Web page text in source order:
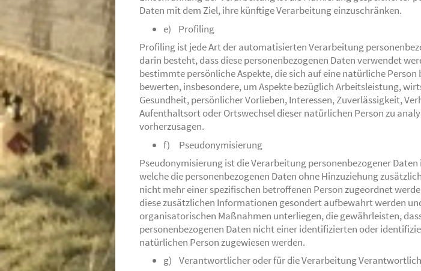
Daten mit dem Ziel, ihre künftige Verarbeitung einzuschränken.
e) Profiling
Profiling ist jede Art der automatisierten Verarbeitung
darin besteht, dass diese personenbezogenen Daten verwendet
bestimmte persönliche Aspekte, die sich auf eine natürliche Person
bewerten, insbesondere, um Aspekte bezüglich Arbeitsleistung,
Gesundheit, persönlicher Vorlieben, Interessen, Zuverlässigkeit,
Aufenthaltsort oder Ortswechsel dieser natürlichen Person zu
vorherzusagen.
f) Pseudonymisierung
Pseudonymisierung ist die Verarbeitung personenbezogener Daten
welche die personenbezogenen Daten ohne Hinzuziehung
nicht mehr einer spezifischen betroffenen Person zugeordnet
diese zusätzlichen Informationen gesondert aufbewahrt werden
organisatorischen Maßnahmen unterliegen, die gewährleisten,
personenbezogenen Daten nicht einer identifizierten oder
natürlichen Person zugewiesen werden.
g) Verantwortlicher oder für die Verarbeitung